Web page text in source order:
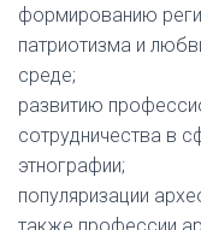
формированию
патриотизма и
среде;
развитию
сотрудничества в
этнографии;
популяризации